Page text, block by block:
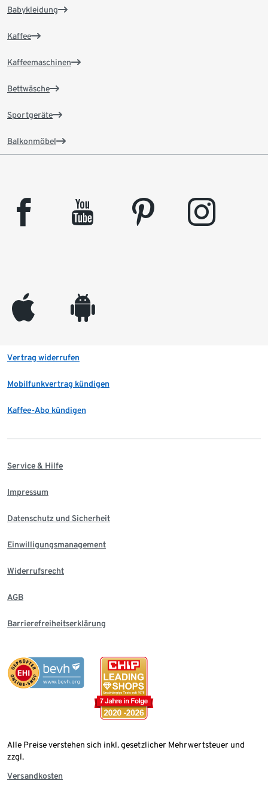
Babykleidung
Kaffee
Kaffeemaschinen
Bettwäsche
Sportgeräte
Balkonmöbel
facebook youtube pinterest instagram
appleinc android
Vertrag widerrufen
Mobilfunkvertrag kündigen
Kaffee-Abo kündigen
Service & Hilfe
Impressum
Datenschutz und Sicherheit
Einwilligungsmanagement
Widerrufsrecht
AGB
Barrierefreiheitserklärung
Alle Preise verstehen sich inkl. gesetzlicher Mehrwertsteuer und
zzgl.
Versandkosten